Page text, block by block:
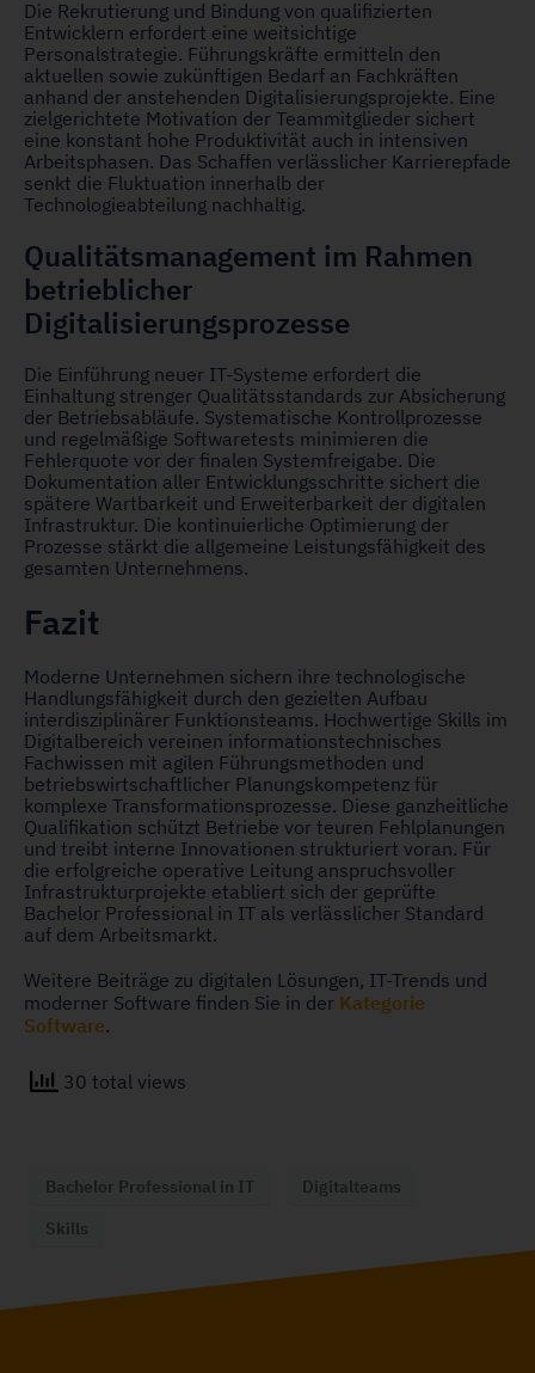
Die Rekrutierung und Bindung von qualifizierten
Entwicklern erfordert eine weitsichtige
Personalstrategie. Führungskräfte ermitteln den
aktuellen sowie zukünftigen Bedarf an Fachkräften
anhand der anstehenden Digitalisierungsprojekte. Eine
zielgerichtete Motivation der Teammitglieder sichert
eine konstant hohe Produktivität auch in intensiven
Arbeitsphasen. Das Schaffen verlässlicher Karrierepfade
senkt die Fluktuation innerhalb der
Technologieabteilung nachhaltig.
Qualitätsmanagement im Rahmen
betrieblicher
Digitalisierungsprozesse
Die Einführung neuer IT-Systeme erfordert die
Einhaltung strenger Qualitätsstandards zur Absicherung
der Betriebsabläufe. Systematische Kontrollprozesse
und regelmäßige Softwaretests minimieren die
Fehlerquote vor der finalen Systemfreigabe. Die
Dokumentation aller Entwicklungsschritte sichert die
spätere Wartbarkeit und Erweiterbarkeit der digitalen
Infrastruktur. Die kontinuierliche Optimierung der
Prozesse stärkt die allgemeine Leistungsfähigkeit des
gesamten Unternehmens.
Fazit
Moderne Unternehmen sichern ihre technologische
Handlungsfähigkeit durch den gezielten Aufbau
interdisziplinärer Funktionsteams. Hochwertige Skills im
Digitalbereich vereinen informationstechnisches
Fachwissen mit agilen Führungsmethoden und
betriebswirtschaftlicher Planungskompetenz für
komplexe Transformationsprozesse. Diese ganzheitliche
Qualifikation schützt Betriebe vor teuren Fehlplanungen
und treibt interne Innovationen strukturiert voran. Für
die erfolgreiche operative Leitung anspruchsvoller
Infrastrukturprojekte etabliert sich der geprüfte
Bachelor Professional in IT als verlässlicher Standard
auf dem Arbeitsmarkt.
Weitere Beiträge zu digitalen Lösungen, IT-Trends und
moderner Software finden Sie in der Kategorie
Software.
30 total views
Bachelor Professional in IT Digitalteams
Skills